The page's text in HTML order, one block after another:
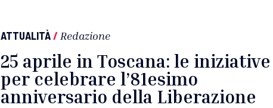
ATTUALITÀ/ Redazione
25 aprile in Toscana: le iniziative
per celebrare l’81esimo
anniversario della Liberazione